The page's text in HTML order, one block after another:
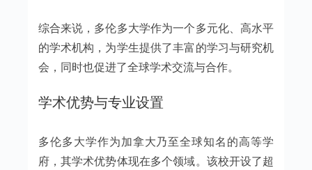
综合来说，多伦多大学作为一个多元化、高水平
的学术机构，为学生提供了丰富的学习与研究机
会，同时也促进了全球学术交流与合作。
学术优势与专业设置
多伦多大学作为加拿大乃至全球知名的高等学
府，其学术优势体现在多个领域。该校开设了超